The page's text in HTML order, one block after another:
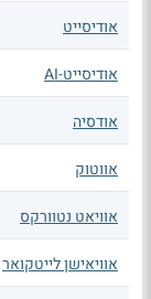
אודיסייט
אודיסייט-AI
אודסיה
אווטוק
אוויאט נטוורקס
אוויאישן לייטקואר